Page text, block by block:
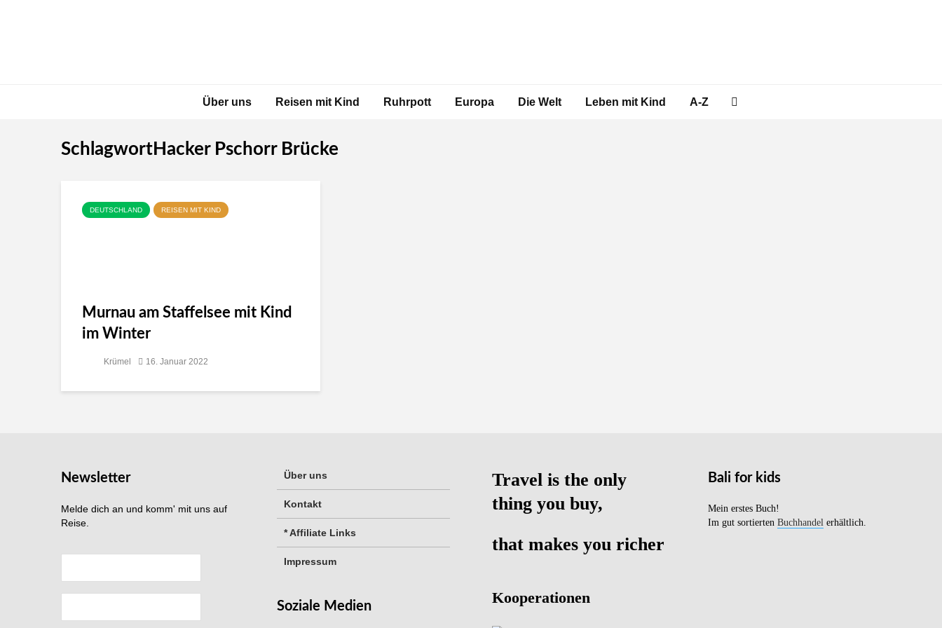
Über uns Reisen mit Kind Ruhrpott Europa Die Welt Leben mit Kind A-Z
SchlagwortHacker Pschorr Brücke
DEUTSCHLAND REISEN MIT KIND
Murnau am Staffelsee mit Kind
im Winter
Krümel 16. Januar 2022
Newsletter
Melde dich an und komm' mit uns auf
Reise.
Über uns
Kontakt
* Affiliate Links
Impressum
Soziale Medien
Travel is the only
thing you buy,
that makes you richer
Kooperationen
Bali for kids
Mein erstes Buch!
Im gut sortierten Buchhandelerhältlich.